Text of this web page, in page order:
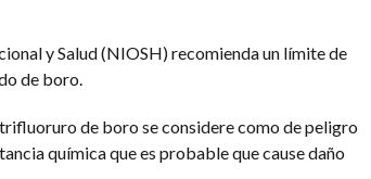
y Salud (NIOSH) recomienda un límite de
de boro.
de boro se considere como de peligro
química que es probable que cause daño